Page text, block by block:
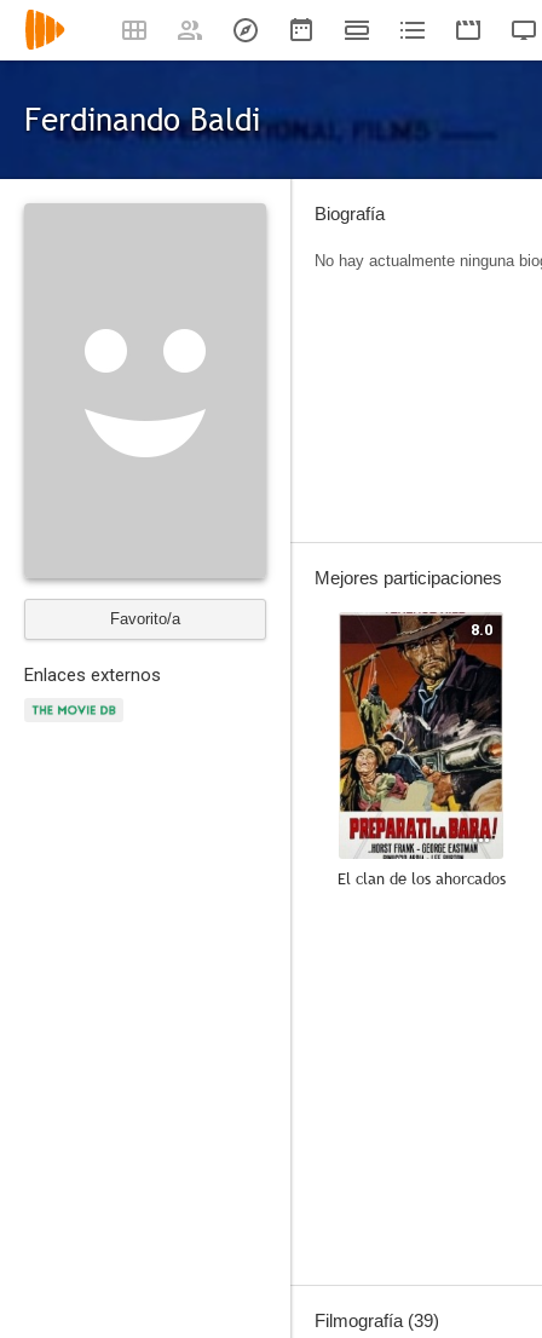
Ferdinando Baldi
Favorito/a
Enlaces externos
Biografía
No hay actualmente ninguna
Mejores participaciones
8.0
El clan de los ahorcados
Filmografía (39)